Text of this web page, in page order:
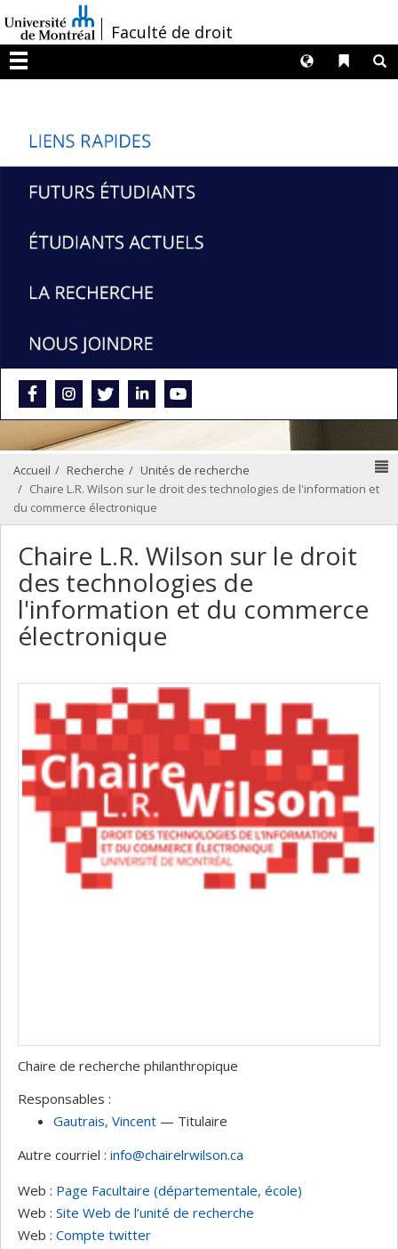
au
contenu
/Faculté de droit
Menu
Liens
Langues
Accueil Recherche
Unités de recherche
Chaire L.R. Wilson sur le droit des technologies de l'information et
du commerce électronique
Chaire L.R. Wilson sur le droit
des technologies de
l'information et du commerce
électronique
Chaire de recherche philanthropique
Responsables :
Gautrais, Vincent — Titulaire
Autre courriel : info@chairelrwilson.ca
Web : Page Facultaire (départementale, école)
Web : Site Web de l’unité de recherche
Web : Compte twitter